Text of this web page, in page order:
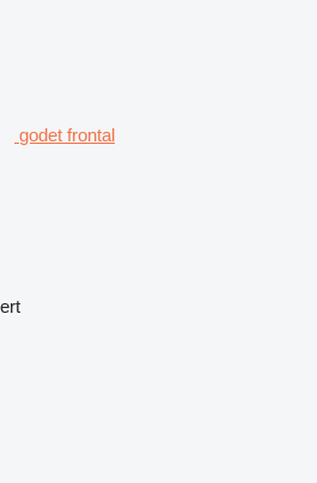
godet frontal